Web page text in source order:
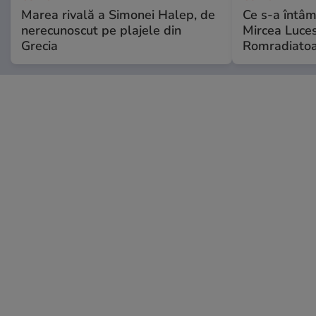
Marea rivală a Simonei Halep, de
nerecunoscut pe plajele din
Grecia
Ce s-a
Mircea